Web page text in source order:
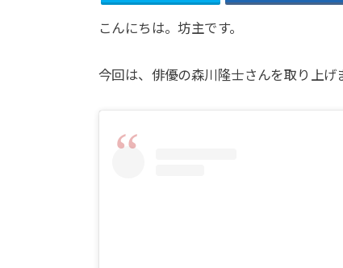
こんにちは。坊主です。
今回は、俳優の森川隆士さんを取り上げ